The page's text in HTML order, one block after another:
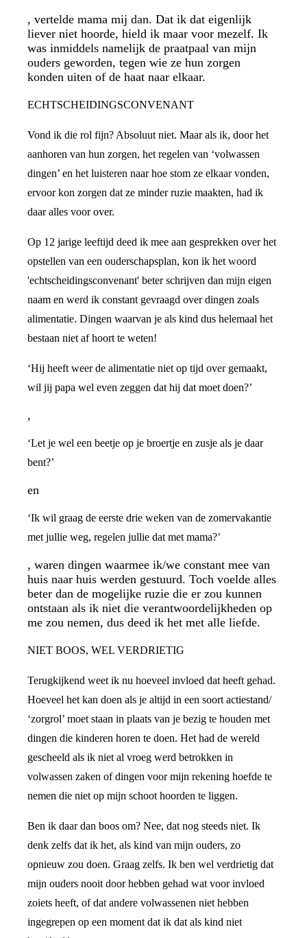
, vertelde mama mij dan. Dat ik dat eigenlijk
liever niet hoorde, hield ik maar voor mezelf. Ik
was inmiddels namelijk de praatpaal van mijn
ouders geworden, tegen wie ze hun zorgen
konden uiten of de haat naar elkaar.
ECHTSCHEIDINGSCONVENANT
Vond ik die rol fijn? Absoluut niet. Maar als ik, door het
aanhoren van hun zorgen, het regelen van ‘volwassen
dingen’ en het luisteren naar hoe stom ze elkaar vonden,
ervoor kon zorgen dat ze minder ruzie maakten, had ik
daar alles voor over.
Op 12 jarige leeftijd deed ik mee aan gesprekken over het
opstellen van een ouderschapsplan, kon ik het woord
'echtscheidingsconvenant' beter schrijven dan mijn eigen
naam en werd ik constant gevraagd over dingen zoals
alimentatie. Dingen waarvan je als kind dus helemaal het
bestaan niet af hoort te weten!
‘Hij heeft weer de alimentatie niet op tijd over gemaakt,
wil jij papa wel even zeggen dat hij dat moet doen?’
,
‘Let je wel een beetje op je broertje en zusje als je daar
bent?’
en
‘Ik wil graag de eerste drie weken van de zomervakantie
met jullie weg, regelen jullie dat met mama?’
, waren dingen waarmee ik/we constant mee van
huis naar huis werden gestuurd. Toch voelde alles
beter dan de mogelijke ruzie die er zou kunnen
ontstaan als ik niet die verantwoordelijkheden op
me zou nemen, dus deed ik het met alle liefde.
NIET BOOS, WEL VERDRIETIG
Terugkijkend weet ik nu hoeveel invloed dat heeft gehad.
Hoeveel het kan doen als je altijd in een soort actiestand/
‘zorgrol’ moet staan in plaats van je bezig te houden met
dingen die kinderen horen te doen. Het had de wereld
gescheeld als ik niet al vroeg werd betrokken in
volwassen zaken of dingen voor mijn rekening hoefde te
nemen die niet op mijn schoot hoorden te liggen.
Ben ik daar dan boos om? Nee, dat nog steeds niet. Ik
denk zelfs dat ik het, als kind van mijn ouders, zo
opnieuw zou doen. Graag zelfs. Ik ben wel verdrietig dat
mijn ouders nooit door hebben gehad wat voor invloed
zoiets heeft, of dat andere volwassenen niet hebben
ingegrepen op een moment dat ik dat als kind niet